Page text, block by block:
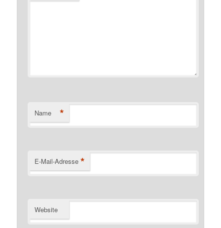
Name *
E-Mail-Adresse *
Website